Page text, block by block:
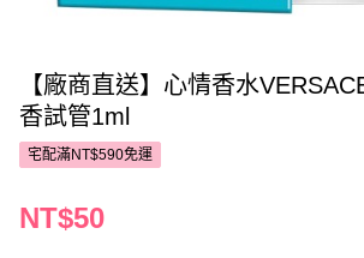
【廠商直送】心情香水
香試管1ml
宅配滿NT$590免運
NT$50